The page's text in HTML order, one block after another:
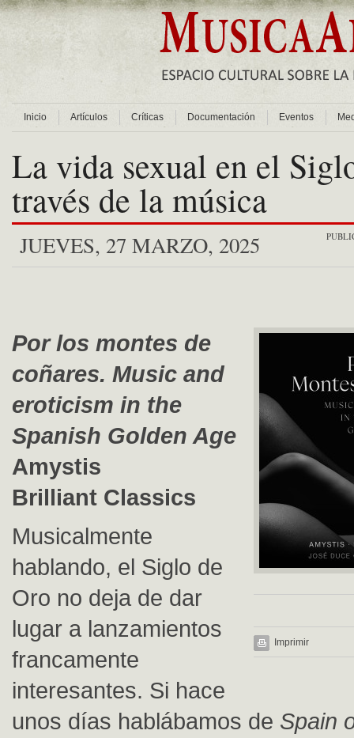
Inicio Artículos Críticas Documentación Eventos
La vida sexual en el
través de la música
JUEVES, 27 MARZO, 2025
Imprimir
Por los montes de
coñares. Music and
eroticism in the
Spanish Golden Age
Amystis
Brilliant Classics
Musicalmente
hablando, el Siglo de
Oro no deja de dar
lugar a lanzamientos
francamente
interesantes. Si hace
unos días hablábamos de Spain